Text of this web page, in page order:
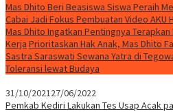
Mas Dhito Beri Beasiswa Siswa Peraih
Cabai Jadi Fokus Pembuatan Video AKU
Mas Dhito Ingatkan Pentingnya
Kerja Prioritaskan Hak Anak, Mas Dhito
Sastra Saraswati Sewana Yatra di
Toleransi lewat Budaya
31/10/202127/06/2022
Pemkab Kediri Lakukan Tes Usap Acak